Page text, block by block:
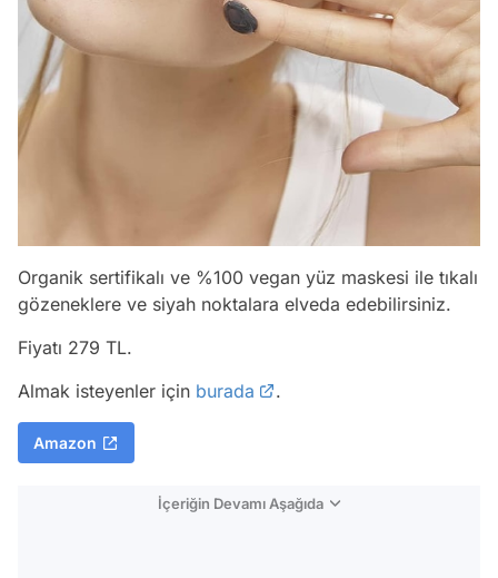
Organik sertifikalı ve %100 vegan yüz maskesi ile tıkalı
gözeneklere ve siyah noktalara elveda edebilirsiniz.
Fiyatı 279 TL.
Almak isteyenler için burada .
Amazon
İçeriğin Devamı Aşağıda